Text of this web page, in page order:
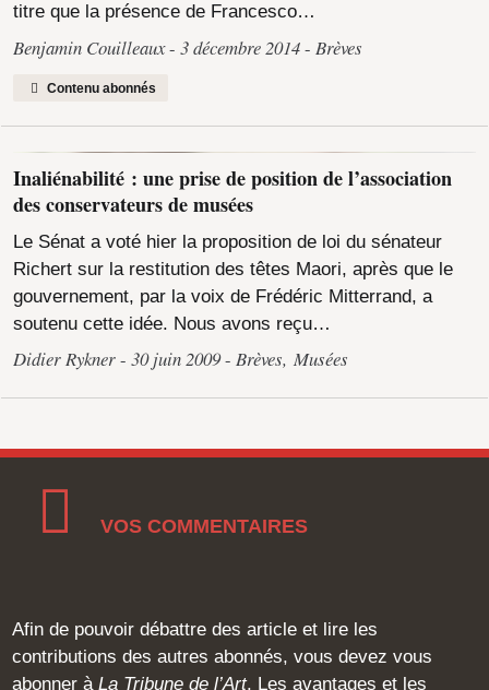
titre que la présence de Francesco…
Benjamin Couilleaux 3 décembre 2014 Brèves
Contenu abonnés
Inaliénabilité : une prise de position de l’association
des conservateurs de musées
Le Sénat a voté hier la proposition de loi du sénateur
Richert sur la restitution des têtes Maori, après que le
gouvernement, par la voix de Frédéric Mitterrand, a
soutenu cette idée. Nous avons reçu…
Didier Rykner 30 juin 2009 Brèves,Musées
VOS COMMENTAIRES
Afin de pouvoir débattre des article et lire les
contributions des autres abonnés, vous devez vous
abonner àLa Tribune de l’Art. Les avantages et les